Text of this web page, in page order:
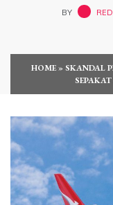
BY
HOME»SKANDAL